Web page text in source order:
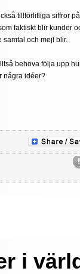
tillförlitliga siffror
faktiskt blir kunder
samtal och mejl blir.
behöva följa upp
några idéer?
i